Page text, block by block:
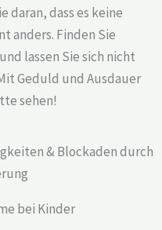
daran, dass es keine
anders. Finden Sie
lassen Sie sich nicht
Geduld und Ausdauer
sehen!
bei Kinder